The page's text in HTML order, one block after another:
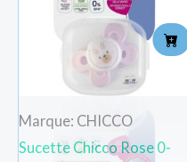
Marque: CHICCO
Sucette Chicco Rose 0-